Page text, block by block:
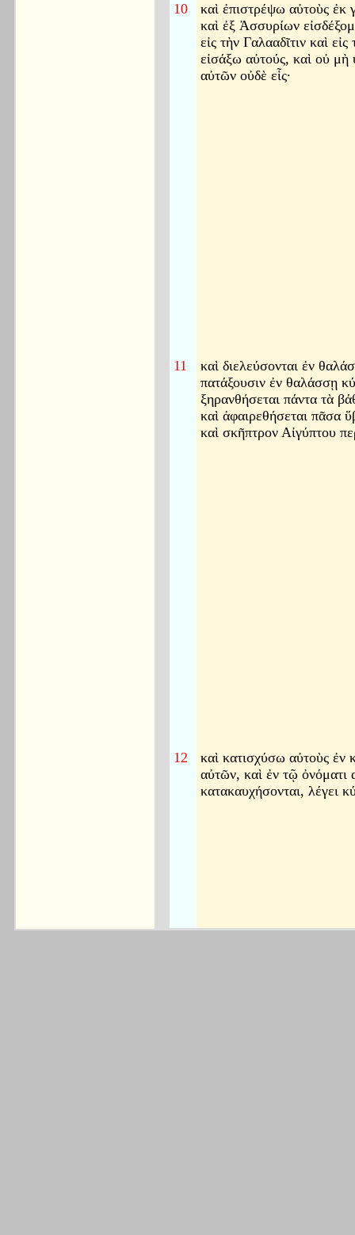
10
καὶ ἐπιστρέψω αὐτοὺς ἐκ
καὶ ἐξ Ἀσσυρίων
εἰς τὴν Γαλααδῖτιν καὶ
εἰσάξω αὐτούς, καὶ οὐ μὴ
αὐτῶν οὐδὲ εἷς·
11
καὶ διελεύσονται ἐν
πατάξουσιν ἐν θαλάσσῃ
ξηρανθήσεται πάντα τὰ
καὶ ἀφαιρεθήσεται πᾶσα
καὶ σκῆπτρον Αἰγύπτου
12
καὶ κατισχύσω αὐτοὺς ἐν
αὐτῶν, καὶ ἐν τῷ ὀνόματι
κατακαυχήσονται, λέγει